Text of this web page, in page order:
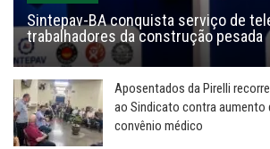
Sintepav-BA conquista serviço de
trabalhadores da construção pesada
Aposentados da Pirelli
ao Sindicato contra aumento
convênio médico